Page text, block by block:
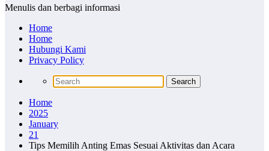
Menulis dan berbagi informasi
Home
Home
Hubungi Kami
Privacy Policy
Home
2025
January
21
Tips Memilih Anting Emas Sesuai Aktivitas dan Acara